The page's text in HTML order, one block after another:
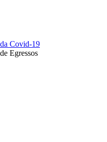
Covid-19
Egressos